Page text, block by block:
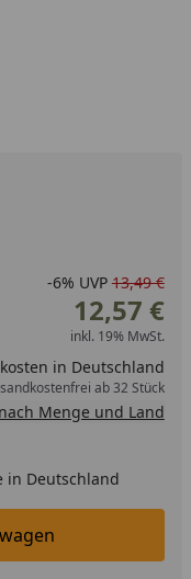
eingeben
um eins erhöhen
-6% UVP 13,49 €
12,57 €
inkl. 19% MwSt.
in Deutschland
ab 32 Stück
Menge und Land
in Deutschland
legen